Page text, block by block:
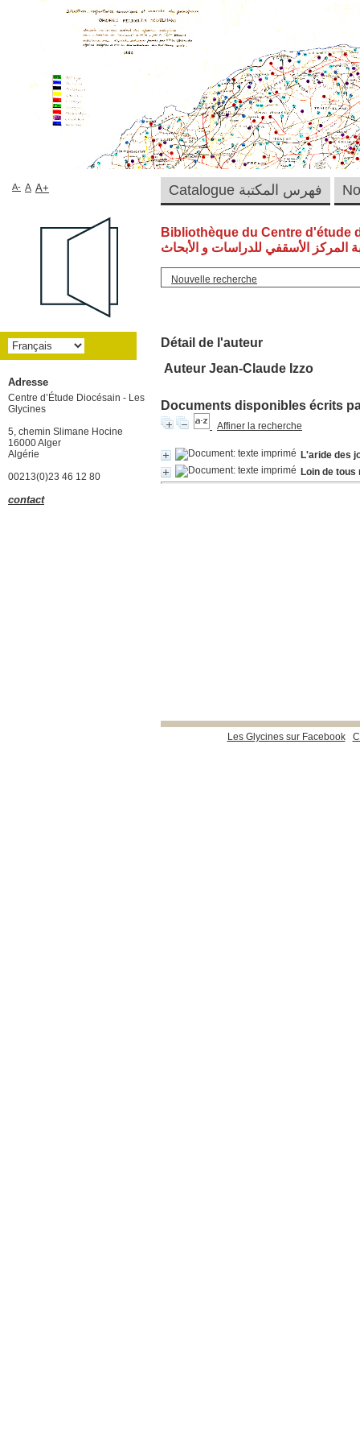
Bibliothèque du Centre d'étude
المركز الأسقفي للدراسات و الأبحاث
Nouvelle recherche
Détail de l'auteur
Auteur Jean-Claude Izzo
Documents disponibles écrits
Affiner la recherche
L'aride des
Loin de tous
Les Glycines sur Facebook
Catalogue فهرس المكتبة A- A A+
Adresse
Centre d’Étude Diocésain - Les
Glycines
5, chemin Slimane Hocine
16000 Alger
Algérie
00213(0)23 46 12 80
contact